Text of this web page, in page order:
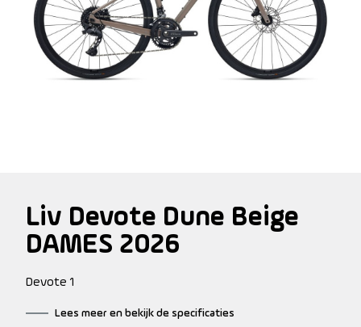
Liv Devote Dune Beige
DAMES 2026
Devote 1
Lees meer en bekijk de specificaties